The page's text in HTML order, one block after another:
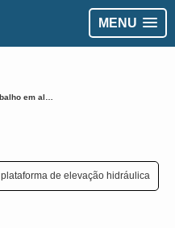
MENU
plataforma de elevação hidráulica